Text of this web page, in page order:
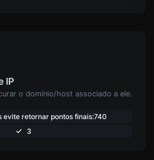
IP
o domínio/host associado a ele.
evite retornar pontos finais:740
3